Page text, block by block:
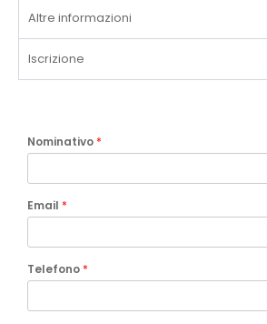
Altre informazioni
Iscrizione
Nominativo *
Email *
Telefono *